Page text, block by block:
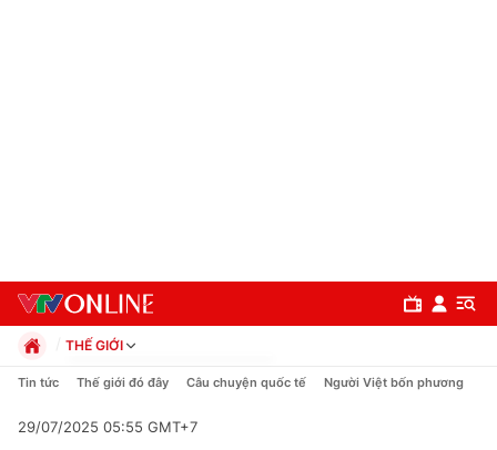
THẾ GIỚI
Chính trị
Pháp luật
Tin tức Thế giới đó đây Câu chuyện quốc tế Người Việt bốn phương
29/07/2025 05:55 GMT+7